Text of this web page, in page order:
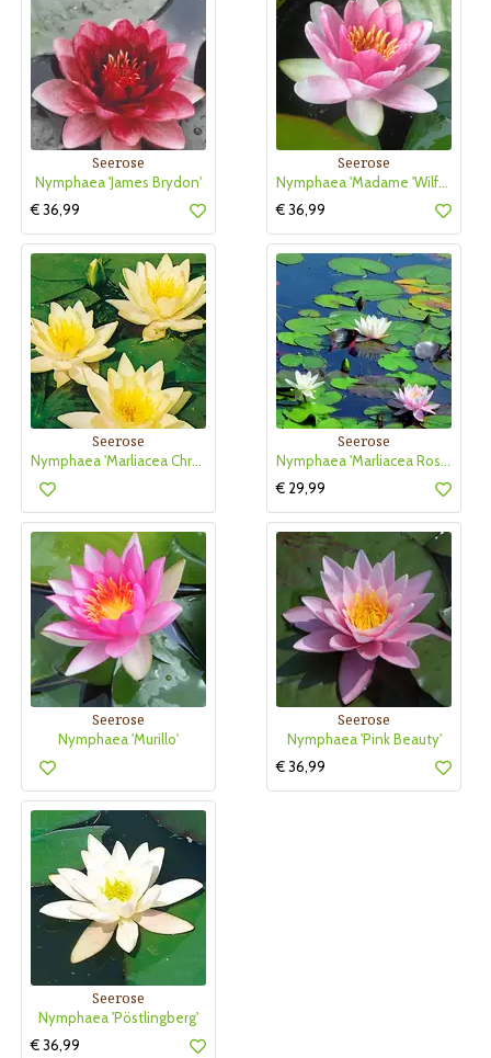
Seerose
Nymphaea 'James Brydon'
€ 36,99
Seerose
Nymphaea 'Madame 'Wilfron Gonnere'
€ 36,99
Seerose
Nymphaea 'Marliacea Chromatella'
Seerose
Nymphaea 'Marliacea Rosea'
€ 29,99
Seerose
Nymphaea 'Murillo'
Seerose
Nymphaea 'Pink Beauty'
€ 36,99
Seerose
Nymphaea 'Pöstlingberg'
€ 36,99